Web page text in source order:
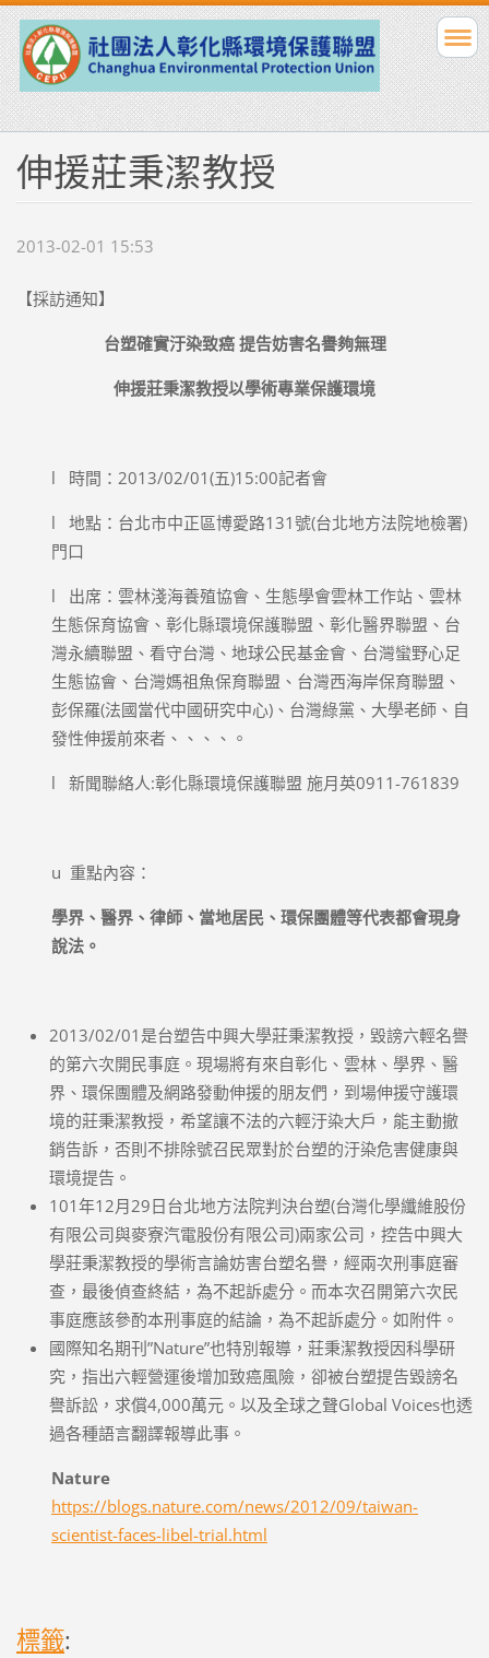
伸援莊秉潔教授
2013-02-01 15:53
【採訪通知】
台塑確實汙染致癌 提告妨害名譽夠無理
伸援莊秉潔教授以學術專業保護環境
l 時間：2013/02/01(五)15:00記者會
l 地點：台北市中正區博愛路131號(台北地方法院地檢署)
門口
l 出席：雲林淺海養殖協會、生態學會雲林工作站、雲林
生態保育協會、彰化縣環境保護聯盟、彰化醫界聯盟、台
灣永續聯盟、看守台灣、地球公民基金會、台灣蠻野心足
生態協會、台灣媽祖魚保育聯盟、台灣西海岸保育聯盟、
彭保羅(法國當代中國研究中心)、台灣綠黨、大學老師、自
發性伸援前來者、、、、。
l 新聞聯絡人:彰化縣環境保護聯盟 施月英0911-761839
u 重點內容：
學界、醫界、律師、當地居民、環保團體等代表都會現身
說法。
2013/02/01是台塑告中興大學莊秉潔教授，毀謗六輕名譽
的第六次開民事庭。現場將有來自彰化、雲林、學界、醫
界、環保團體及網路發動伸援的朋友們，到場伸援守護環
境的莊秉潔教授，希望讓不法的六輕汙染大戶，能主動撤
銷告訴，否則不排除號召民眾對於台塑的汙染危害健康與
環境提告。
101年12月29日台北地方法院判決台塑(台灣化學纖維股份
有限公司與麥寮汽電股份有限公司)兩家公司，控告中興大
學莊秉潔教授的學術言論妨害台塑名譽，經兩次刑事庭審
查，最後偵查終結，為不起訴處分。而本次召開第六次民
事庭應該參酌本刑事庭的結論，為不起訴處分。如附件。
國際知名期刊”Nature”也特別報導，莊秉潔教授因科學研
究，指出六輕營運後增加致癌風險，卻被台塑提告毀謗名
譽訴訟，求償4,000萬元。以及全球之聲Global Voices也透
過各種語言翻譯報導此事。
Nature
https://blogs.nature.com/news/2012/09/taiwan-
scientist-faces-libel-trial.html
標籤: